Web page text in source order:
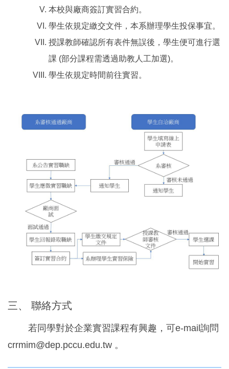
本校與廠商簽訂實習合約。
學生依規定繳交文件，本系辦理學生投保事宜。
授課教師確認所有表件無誤後，學生便可進行選
課 (部分課程需透過助教人工加選)。
學生依規定時間前往實習。
三、 聯絡方式
若同學對於企業實習課程有興趣，可e-mail詢問
crrmim@dep.pccu.edu.tw 。